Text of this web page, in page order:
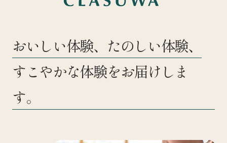
おいしい体験、たのしい体験、
すこやかな体験をお届けしま
す。